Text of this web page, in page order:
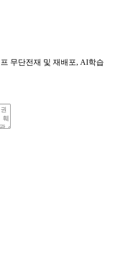
무단전재 및 재배포, AI학습